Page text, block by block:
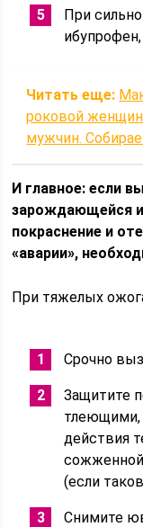
При
Читать еще:
роковой
мужчин.
И главное: если
зарождающейся
покраснение и
«аварии»,
При тяжелых
Срочно
Защитите
тлеющими,
действия
(если
Снимите